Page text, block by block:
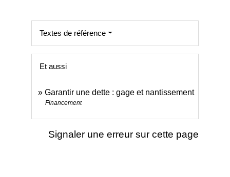
Textes de référence
Et aussi
Garantir une dette : gage et nantissement
Financement
Signaler une erreur sur cette page